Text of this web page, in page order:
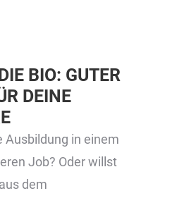
BIO: GUTER
DEINE
Ausbildung in einem
Job? Oder willst
dem